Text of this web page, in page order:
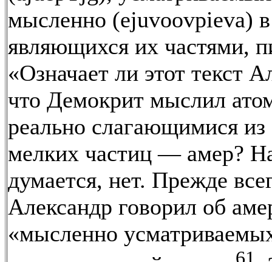
мысленно (ejuvoovpieva)
являющихся их частями,
«Означает ли этот текст
что Демокрит мыслил
реально слагающимися
мелких частиц — амер?
думается, нет. Прежде
Александр говорил об
«мысленно